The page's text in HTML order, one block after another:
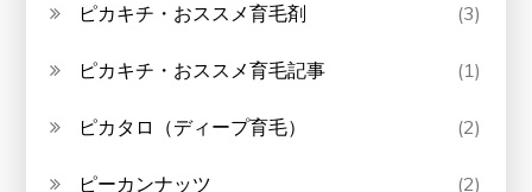
ピカキチ・おススメ育毛剤 (3)
ピカキチ・おススメ育毛記事 (1)
ピカタロ（ディープ育毛） (2)
ピーカンナッツ (2)